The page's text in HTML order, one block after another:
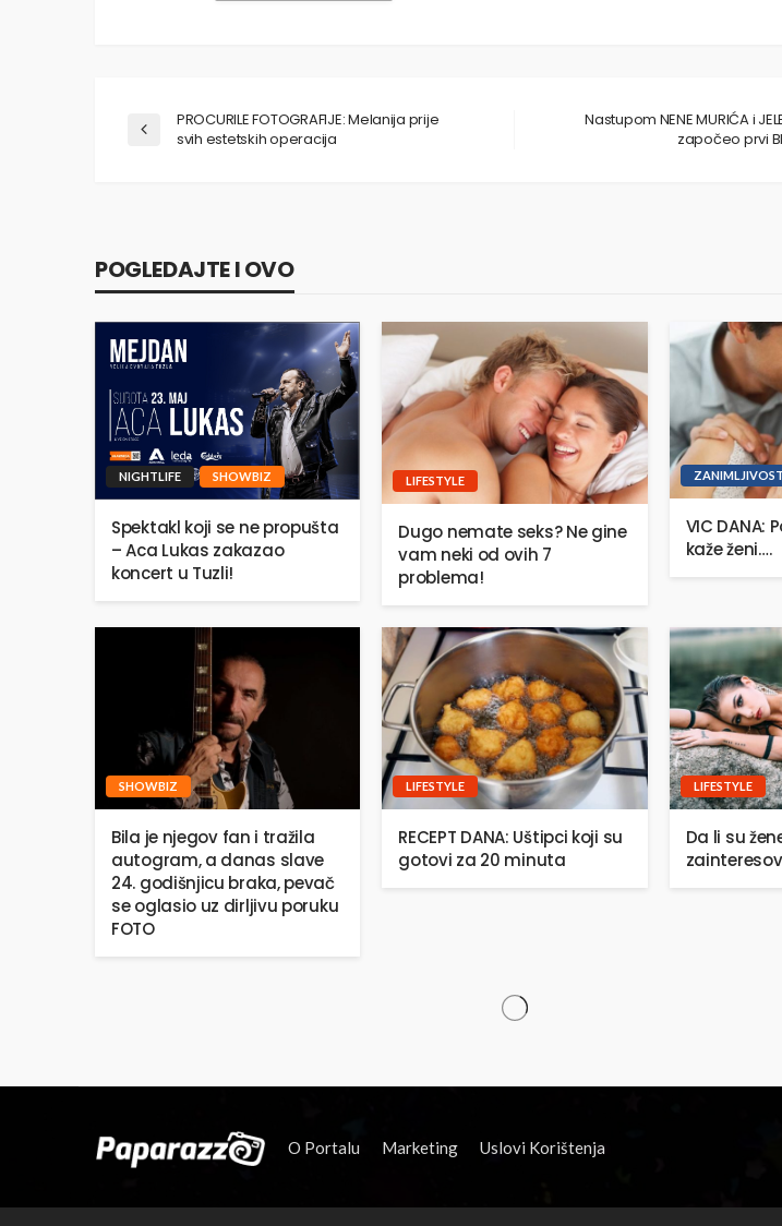
PROCURILE FOTOGRAFIJE: Melanija prije
svih estetskih operacija
Nastupom NENE MURIĆA i
započeo prvi
POGLEDAJTE I OVO
NIGHTLIFE SHOWBIZ
Spektakl koji se ne propušta
– Aca Lukas zakazao
koncert u Tuzli!
LIFESTYLE
Dugo nemate seks? Ne gine
vam neki od ovih 7
problema!
VIC DANA:
kaže ženi….
SHOWBIZ
Bila je njegov fan i tražila
autogram, a danas slave
24. godišnjicu braka, pevač
se oglasio uz dirljivu poruku
FOTO
LIFESTYLE
RECEPT DANA: Uštipci koji su
gotovi za 20 minuta
LIFESTYLE
Da li su
O Portalu Marketing Uslovi Korištenja